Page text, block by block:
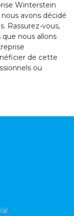
Winterstein
avons décidé
Rassurez-vous,
nous allons
de cette
ou